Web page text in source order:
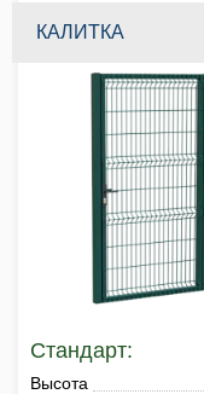
КАЛИТКА
Стандарт:
Высота